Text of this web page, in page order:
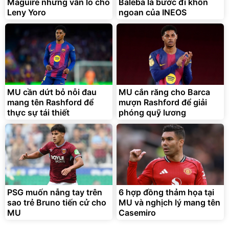
Đã bán nhiều Đang xem nhiều
G-FORCE VIETNA
Leny Yoro
ngoan của INEOS
MU cần dứt bỏ nỗi đau
mang tên Rashford để
thực sự tái thiết
MU cắn răng cho Barca
mượn Rashford để giải
phóng quỹ lương
PSG muốn nẫng tay trên
sao trẻ Bruno tiến cử cho
MU
6 hợp đồng thảm họa tại
MU và nghịch lý mang tên
Casemiro